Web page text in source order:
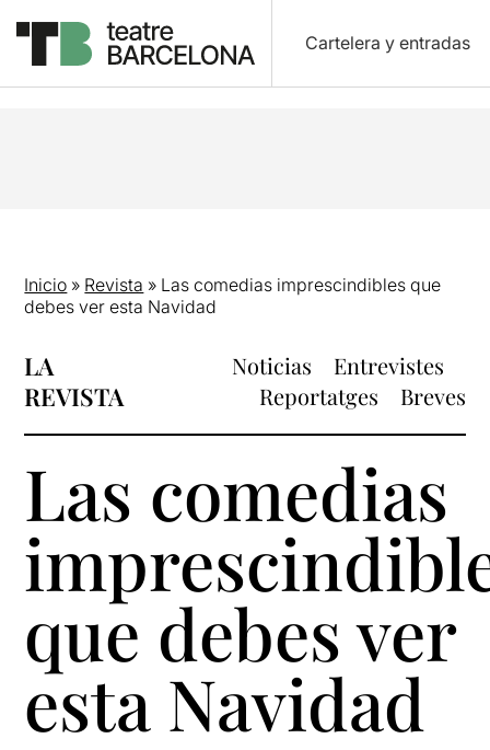
Cartelera y entradas
Inicio » Revista » Las comedias imprescindibles que
debes ver esta Navidad
LA
REVISTA
Noticias
Entrevistes
Reportatges
Breves
Las comedias
que debes ver
esta Navidad